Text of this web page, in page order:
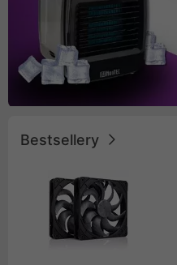
Bestsellery